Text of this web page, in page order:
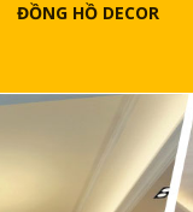
ĐỒNG HỒ DECOR